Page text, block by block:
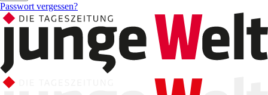
Passwort vergessen?